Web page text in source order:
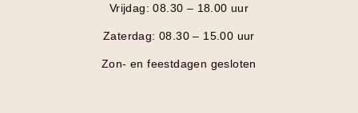
Vrijdag: 08.30 – 18.00 uur
Zaterdag: 08.30 – 15.00 uur
Zon- en feestdagen gesloten